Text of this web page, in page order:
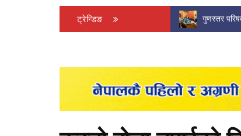
ट्रेन्डिङ
इन्भेष्टमेन्ट मेगा बैंकका अध्यक्ष, सञ्चालकलाई पक्राउ
गुणस्तर